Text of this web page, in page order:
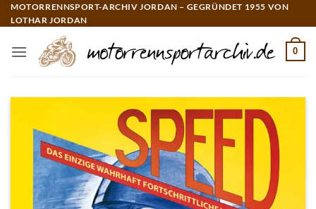
Zum
Inhalt
MOTORRENNSPORT-ARCHIV JORDAN – GEGRÜNDET 1955 VON
LOTHAR JORDAN
0